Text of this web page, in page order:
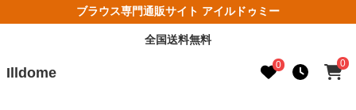
ブラウス専門通販サイト アイルドゥミー
全国送料無料
Illdome 0 0